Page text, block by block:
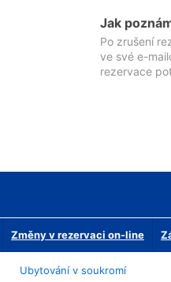
Jak
Po zrušení
ve své e-
rezervace
Změny v rezervaci on-line
Ubytování v soukromí